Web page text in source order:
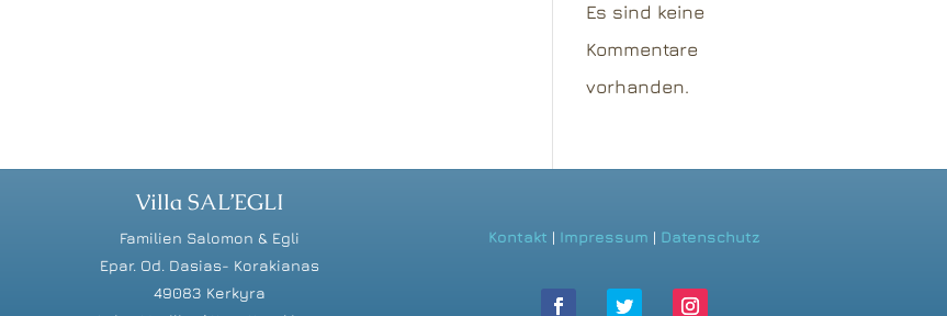
Es sind keine
Kommentare
vorhanden.
Villa SAL’EGLI
Familien Salomon & Egli
Epar. Od. Dasias- Korakianas
49083 Kerkyra
Kontakt | Impressum | Datenschutz